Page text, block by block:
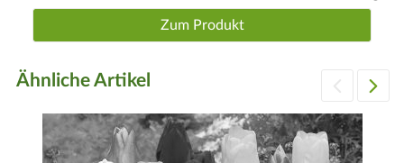
Zum Produkt
Ähnliche Artikel